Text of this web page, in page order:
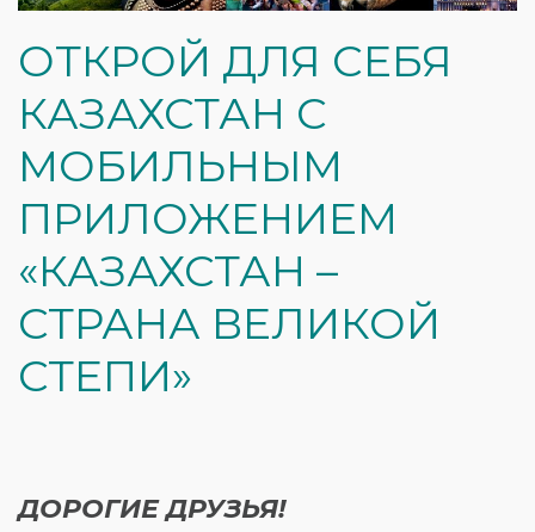
ОТКРОЙ ДЛЯ СЕБЯ
КАЗАХСТАН С
МОБИЛЬНЫМ
ПРИЛОЖЕНИЕМ
«КАЗАХСТАН –
СТРАНА ВЕЛИКОЙ
СТЕПИ»
ДОРОГИЕ ДРУЗЬЯ!